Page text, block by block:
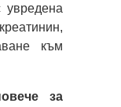
към
за